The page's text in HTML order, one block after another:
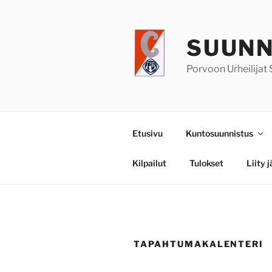
Porvoon Urheilijat
Etusivu Kuntosuunnistus
Kilpailut Tulokset Liity
TAPAHTUMAKALENTERI